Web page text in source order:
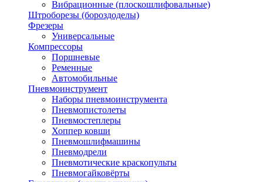
Вибрационные (плоскошлифовальные)
Штроборезы (бороздоделы)
Фрезеры
Универсальные
Компрессоры
Поршневые
Ременные
Автомобильные
Пневмоинструмент
Наборы пневмоинструмента
Пневмопистолеты
Пневмостеплеры
Хоппер ковши
Пневмошлифмашины
Пневмодрели
Пневмотические краскопульты
Пневмогайковёрты